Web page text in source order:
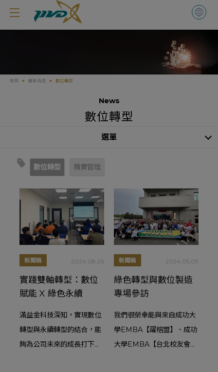
首頁 最新消息 數位轉型
News
數位轉型
選單
數位轉型 精實管理
新聞稿 2024.08.26
實踐雙軸轉型：數位
賦能 X 綠色永續
滿益金科技深知，實現數位
轉型與永續轉型的結合，能
夠為公司未來的成長打下厚
新聞稿 2024.05.09
綠色轉型與數位製造
專場參訪
我們很榮幸能與來自成功大
學EMBA【躍榕盟】、成功
大學EMBA【台北校友會】
Cookie管理面板